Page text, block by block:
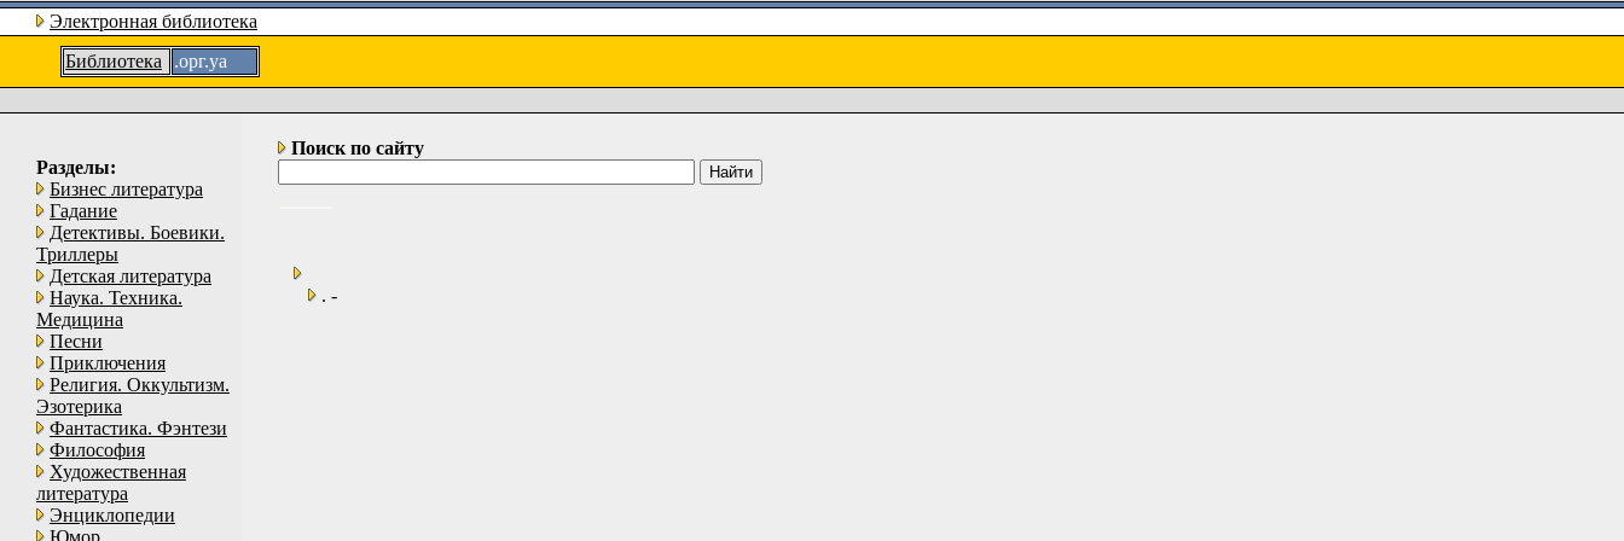
Электронная библиотека
Библиотека
.орг.уа
Разделы:
Бизнес литература
Гадание
Детективы. Боевики.
Триллеры
Детская литература
Наука. Техника.
Медицина
Песни
Приключения
Религия. Оккультизм.
Эзотерика
Фантастика. Фэнтези
Философия
Художественная
литература
Энциклопедии
Юмор
Поиск по сайту
. -